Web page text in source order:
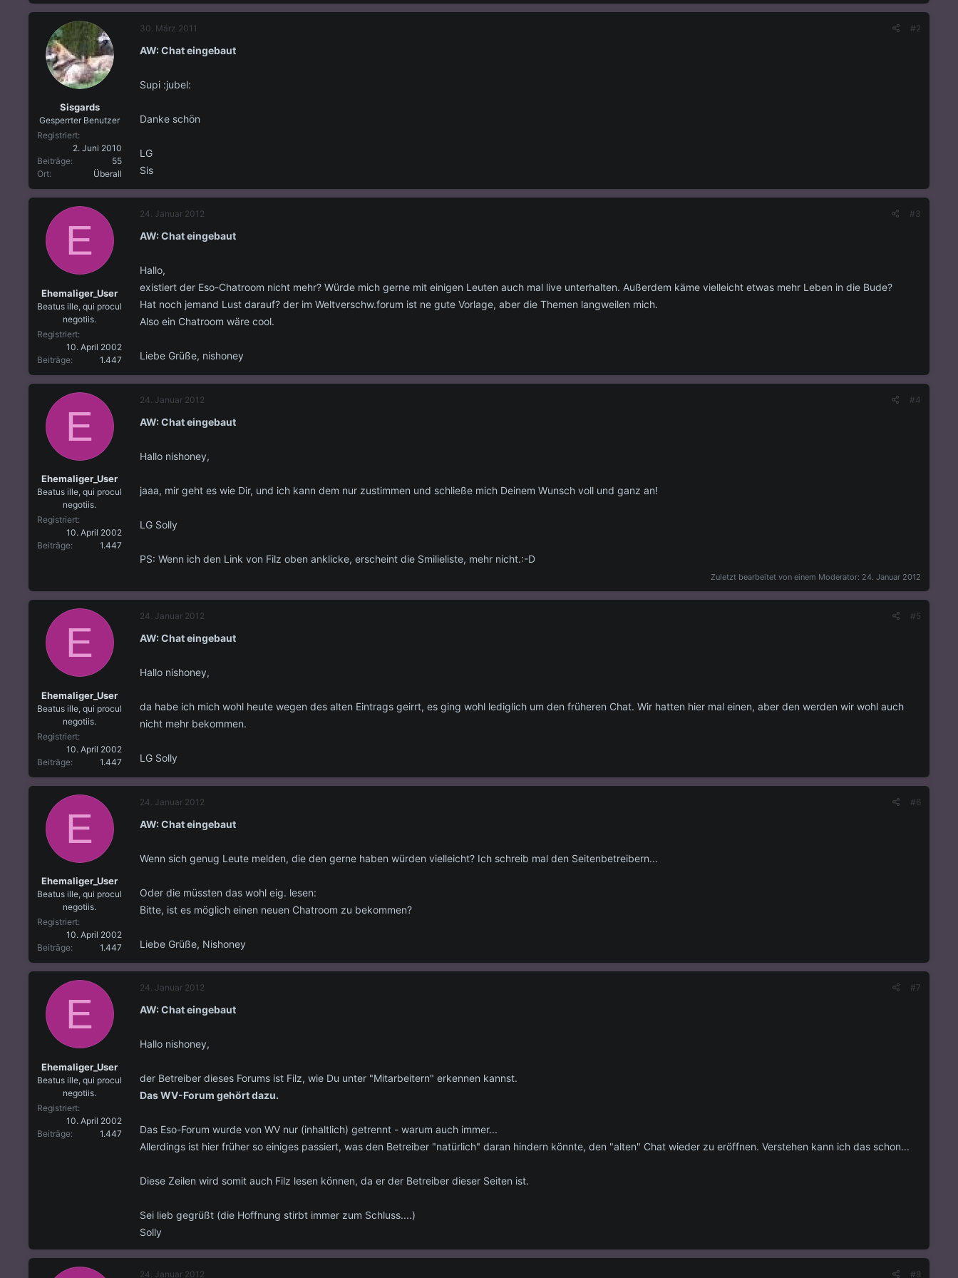
Sisgards
Gesperrter Benutzer
Registriert
2. Juni 2010
Beiträge
55
Ort
Überall
30. März 2011 #2
AW: Chat eingebaut
Supi :jubel:
Danke schön
LG
Sis
E
Ehemaliger_User
Beatus ille, qui procul
negotiis.
Registriert
10. April 2002
Beiträge
1.447
24. Januar 2012 #3
AW: Chat eingebaut
Hallo,
existiert der Eso-Chatroom nicht mehr? Würde mich gerne mit einigen Leuten auch mal live unterhalten. Außerdem käme vielleicht etwas mehr Leben in die Bude?
Hat noch jemand Lust darauf? der im Weltverschw.forum ist ne gute Vorlage, aber die Themen langweilen mich.
Also ein Chatroom wäre cool.
Liebe Grüße, nishoney
E
Ehemaliger_User
Beatus ille, qui procul
negotiis.
Registriert
10. April 2002
Beiträge
1.447
24. Januar 2012 #4
AW: Chat eingebaut
Hallo nishoney,
jaaa, mir geht es wie Dir, und ich kann dem nur zustimmen und schließe mich Deinem Wunsch voll und ganz an!
LG Solly
PS: Wenn ich den Link von Filz oben anklicke, erscheint die Smilieliste, mehr nicht.:-D
Zuletzt bearbeitet von einem Moderator: 24. Januar 2012
E
Ehemaliger_User
Beatus ille, qui procul
negotiis.
Registriert
10. April 2002
Beiträge
1.447
24. Januar 2012 #5
AW: Chat eingebaut
Hallo nishoney,
da habe ich mich wohl heute wegen des alten Eintrags geirrt, es ging wohl lediglich um den früheren Chat. Wir hatten hier mal einen, aber den werden wir wohl auch
nicht mehr bekommen.
LG Solly
E
Ehemaliger_User
Beatus ille, qui procul
negotiis.
Registriert
10. April 2002
Beiträge
1.447
24. Januar 2012 #6
AW: Chat eingebaut
Wenn sich genug Leute melden, die den gerne haben würden vielleicht? Ich schreib mal den Seitenbetreibern...
Oder die müssten das wohl eig. lesen:
Bitte, ist es möglich einen neuen Chatroom zu bekommen?
Liebe Grüße, Nishoney
E
Ehemaliger_User
Beatus ille, qui procul
negotiis.
Registriert
10. April 2002
Beiträge
1.447
24. Januar 2012 #7
AW: Chat eingebaut
Hallo nishoney,
der Betreiber dieses Forums ist Filz, wie Du unter "Mitarbeitern" erkennen kannst.
Das WV-Forum gehört dazu.
Das Eso-Forum wurde von WV nur (inhaltlich) getrennt - warum auch immer...
Allerdings ist hier früher so einiges passiert, was den Betreiber "natürlich" daran hindern könnte, den "alten" Chat wieder zu eröffnen. Verstehen kann ich das schon...
Diese Zeilen wird somit auch Filz lesen können, da er der Betreiber dieser Seiten ist.
Sei lieb gegrüßt (die Hoffnung stirbt immer zum Schluss....)
Solly
24. Januar 2012 #8